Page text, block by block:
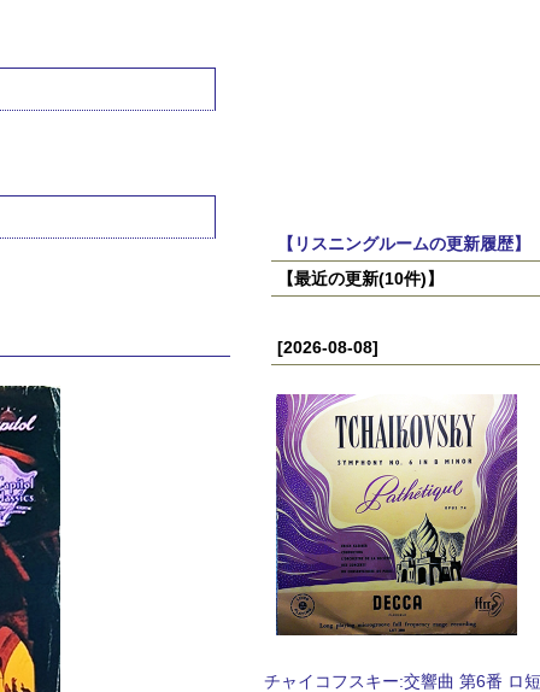
【リスニングルームの更新履歴】
【最近の更新(10件)】
[2026-08-08]
チャイコフスキー:交響曲 第6番 ロ